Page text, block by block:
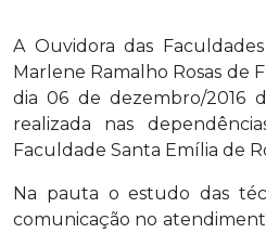
A Ouvidora das
Marlene Ramalho Rosas de
dia 06 de dezembro/2016
realizada nas
Faculdade Santa Emília de
Na pauta o estudo das
comunicação no